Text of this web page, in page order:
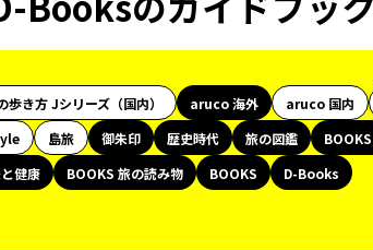
歩き方 Jシリーズ（国内） aruco 海外 aruco 国内
島旅 御朱印 歴史時代 旅の図鑑
健康 BOOKS 旅の読み物 BOOKS
D-Books